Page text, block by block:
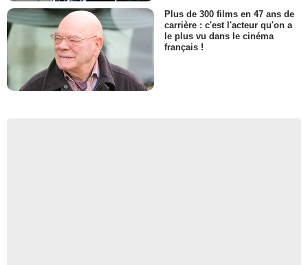
Plus de 300 films en 47 ans de
carrière : c'est l'acteur qu'on a
le plus vu dans le cinéma
français !